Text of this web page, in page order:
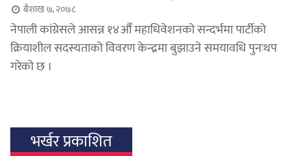
बैशाख ७, २०७८
नेपाली कांग्रेसले आसन्न १४औँ महाधिवेशनको सन्दर्भमा पार्टीको
क्रियाशील सदस्यताको विवरण केन्द्रमा बुझाउने समयावधि पुनःथप
गरेको छ ।
भर्खर प्रकाशित